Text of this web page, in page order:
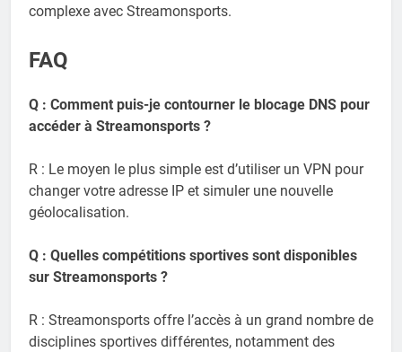
complexe avec Streamonsports.
FAQ
Q : Comment puis-je contourner le blocage DNS pour
accéder à Streamonsports ?
R : Le moyen le plus simple est d’utiliser un VPN pour
changer votre adresse IP et simuler une nouvelle
géolocalisation.
Q : Quelles compétitions sportives sont disponibles
sur Streamonsports ?
R : Streamonsports offre l’accès à un grand nombre de
disciplines sportives différentes, notamment des